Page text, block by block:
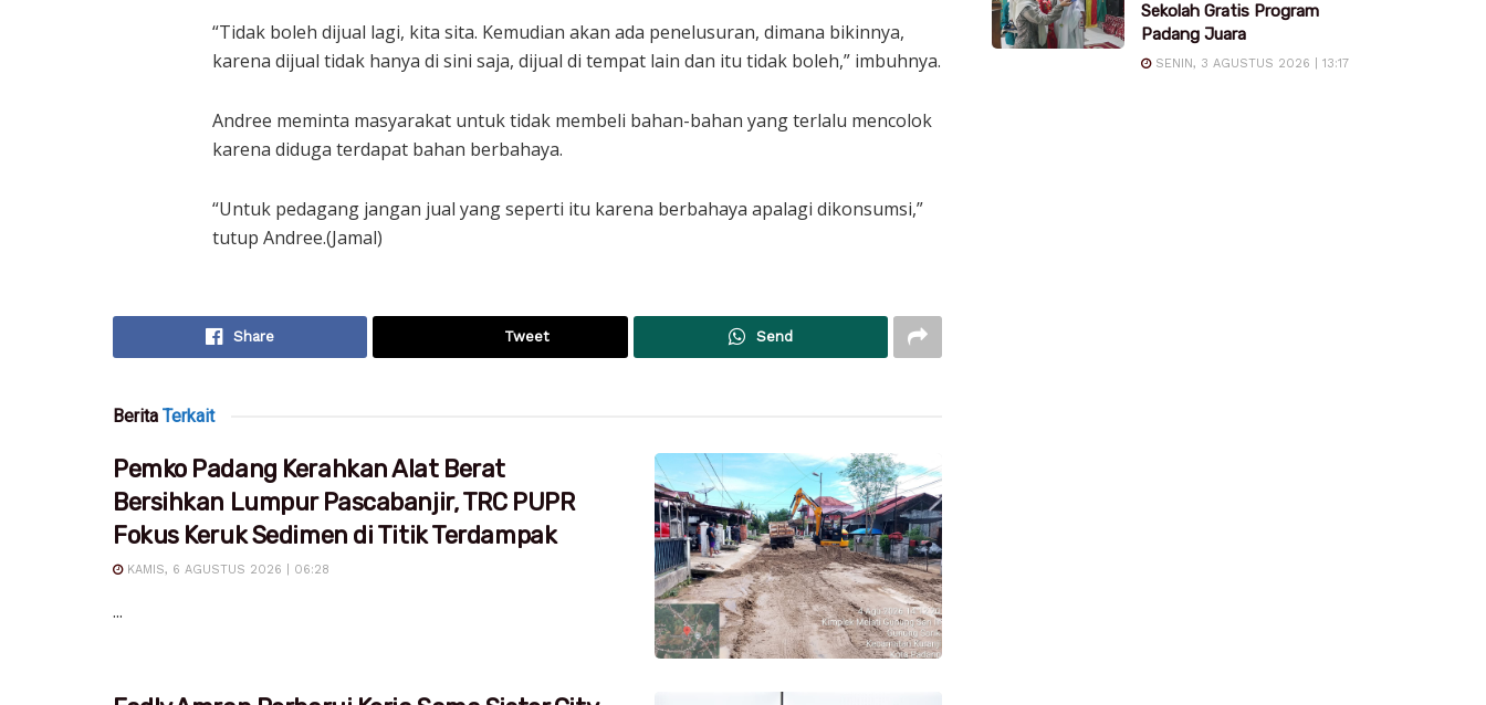
“Tidak boleh dijual lagi, kita sita. Kemudian akan ada penelusuran, dimana bikinnya,
karena dijual tidak hanya di sini saja, dijual di tempat lain dan itu tidak boleh,” imbuhnya.
Andree meminta masyarakat untuk tidak membeli bahan-bahan yang terlalu mencolok
karena diduga terdapat bahan berbahaya.
“Untuk pedagang jangan jual yang seperti itu karena berbahaya apalagi dikonsumsi,”
tutup Andree.(Jamal)
Share Tweet Send
Berita Terkait
Pemko Padang Kerahkan Alat Berat
Bersihkan Lumpur Pascabanjir, TRC PUPR
Fokus Keruk Sedimen di Titik Terdampak
KAMIS, 6 AGUSTUS 2026 | 06:28
...
Sekolah Gratis Program
Padang Juara
SENIN, 3 AGUSTUS 2026 | 13:17